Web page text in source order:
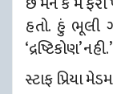
હતો. હું ભૂલી
‘દ્રષ્ટિકોણ’
સ્ટાફ પ્રિયા